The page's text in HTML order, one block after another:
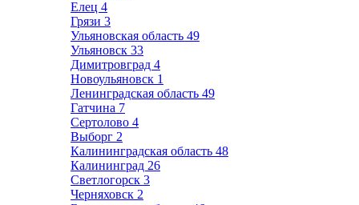
Елец 4
Грязи 3
Ульяновская область 49
Ульяновск 33
Димитровград 4
Новоульяновск 1
Ленинградская область 49
Гатчина 7
Сертолово 4
Выборг 2
Калининградская область 48
Калининград 26
Светлогорск 3
Черняховск 2